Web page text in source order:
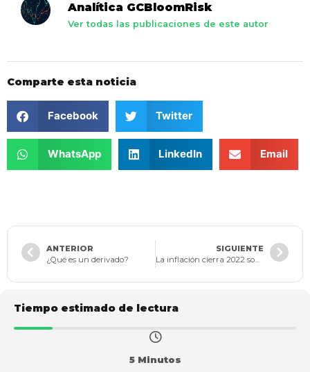
Analítica GCBloomRisk
Ver todas las publicaciones de este autor
Comparte esta noticia
Facebook Twitter
WhatsApp LinkedIn Email
ANTERIOR
¿Qué es un derivado?
SIGUIENTE
La inflación cierra 2022 sobre 13,12%, la más alta del siglo y se come el aumento del mínimo
Tiempo estimado de lectura
5 Minutos